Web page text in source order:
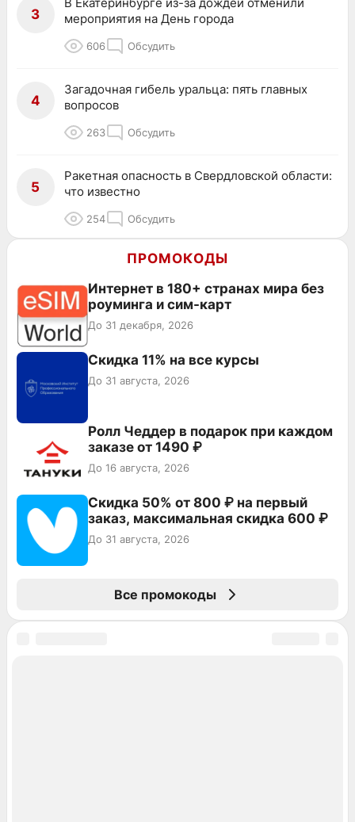
3
мероприятия на День города
606 Обсудить
4
Загадочная гибель уральца: пять главных
вопросов
263 Обсудить
5
Ракетная опасность в Свердловской области:
что известно
254 Обсудить
ПРОМОКОДЫ
Интернет в 180+ странах мира без
роуминга и сим-карт
До 31 декабря, 2026
Скидка 11% на все курсы
До 31 августа, 2026
Ролл Чеддер в подарок при каждом
заказе от 1490 ₽
До 16 августа, 2026
Скидка 50% от 800 ₽ на первый
заказ, максимальная скидка 600 ₽
До 31 августа, 2026
Все промокоды